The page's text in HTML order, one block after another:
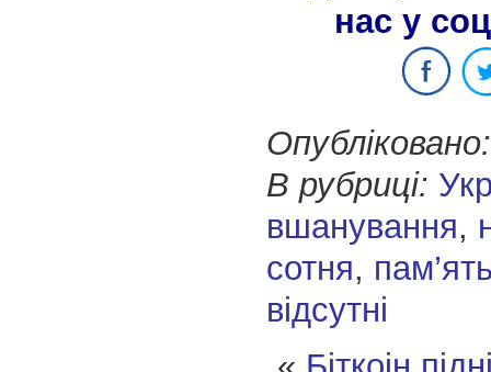
нас у
Опубліковано:
В рубриці:
вшанування,
сотня,
відсутні